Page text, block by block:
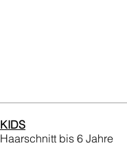
KIDS
Haarschnitt bis 6 Jahre